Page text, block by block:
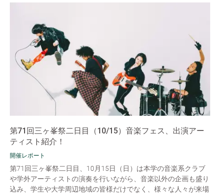
第71回三ヶ峯祭二日目（10/15）音楽フェス、出演アー
ティスト紹介！
開催レポート
第71回三ヶ峯祭二日目、10月15日（日）は本学の音楽系クラブ
や学外アーティストの演奏を行いながら、音楽以外の企画も盛り
込み、学生や大学周辺地域の皆様だけでなく、様々な人々が来場